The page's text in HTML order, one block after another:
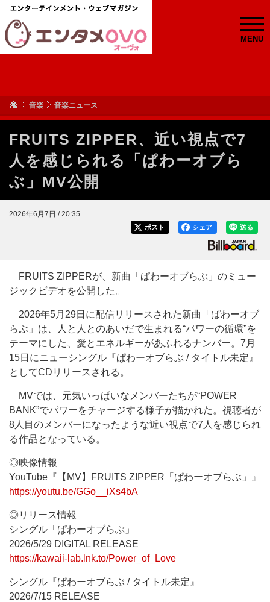
MENU
音楽 音楽ニュース
FRUITS ZIPPER、近い視点で7
人を感じられる「ぱわーオブら
ぶ」MV公開
2026年6月7日 / 20:35
送る
シェア
ポスト
FRUITS ZIPPERが、新曲「ぱわーオブらぶ」のミュー
ジックビデオを公開した。
2026年5月29日に配信リリースされた新曲「ぱわーオブ
らぶ」は、人と人とのあいだで生まれる“パワーの循環”を
テーマにした、愛とエネルギーがあふれるナンバー。7月
15日にニューシングル『ぱわーオブらぶ / タイトル未定』
としてCDリリースされる。
MVでは、元気いっぱいなメンバーたちが“POWER
BANK”でパワーをチャージする様子が描かれた。視聴者が
8人目のメンバーになったような近い視点で7人を感じられ
る作品となっている。
◎映像情報
YouTube『【MV】FRUITS ZIPPER「ぱわーオブらぶ」』
https://youtu.be/GGo__iXs4bA
◎リリース情報
シングル「ぱわーオブらぶ」
2026/5/29 DIGITAL RELEASE
https://kawaii-lab.lnk.to/Power_of_Love
シングル『ぱわーオブらぶ / タイトル未定』
2026/7/15 RELEASE